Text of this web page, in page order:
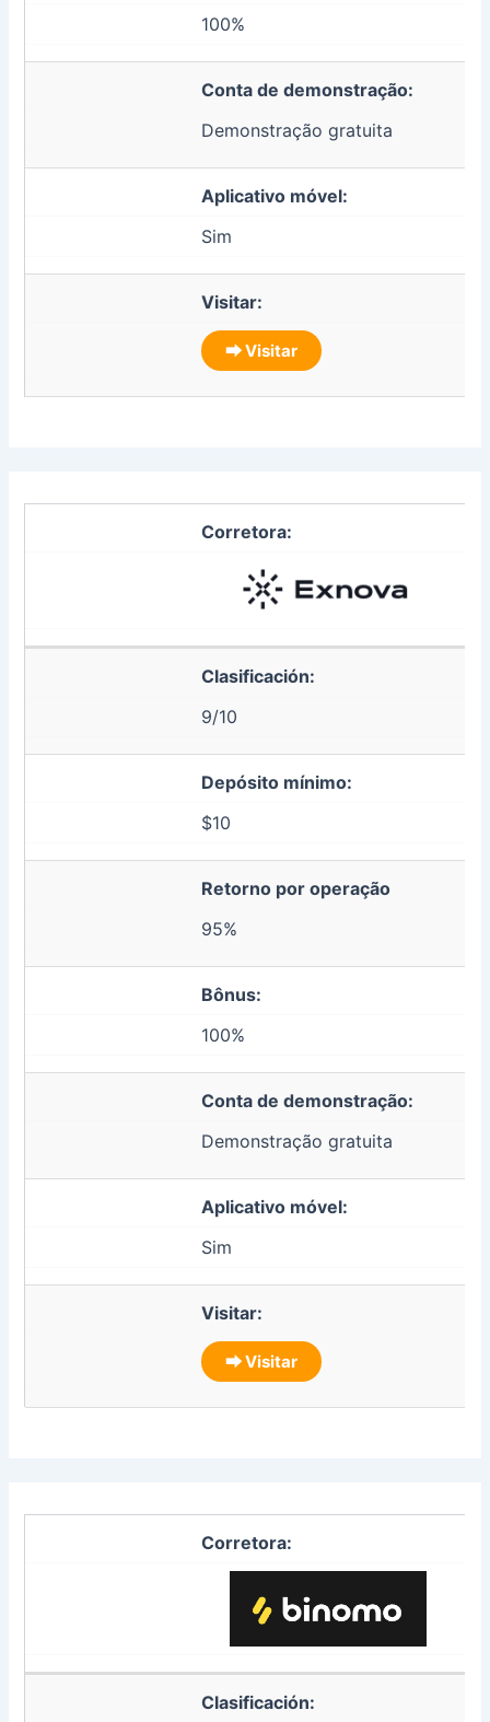
100%
Conta de demonstração:
Demonstração gratuita
Aplicativo móvel:
Sim
Visitar:
⮕ Visitar
Corretora:
Clasificación:
9/10
Depósito mínimo:
$10
Retorno por operação
95%
Bônus:
100%
Conta de demonstração:
Demonstração gratuita
Aplicativo móvel:
Sim
Visitar:
⮕ Visitar
Corretora:
Clasificación: